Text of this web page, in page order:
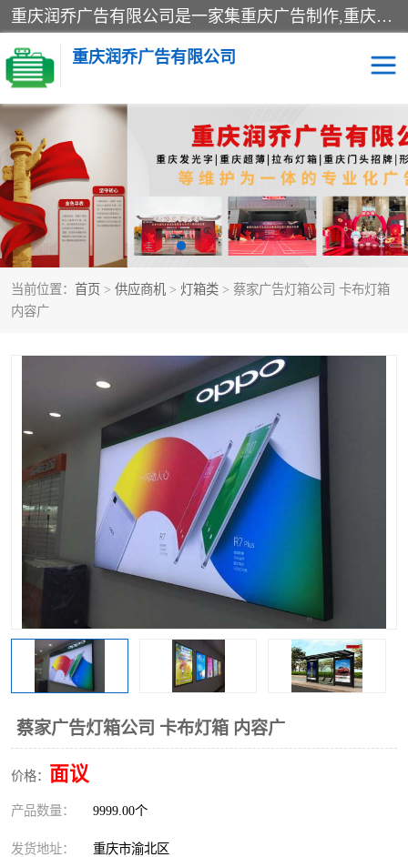
重庆润乔广告有限公司是一家集重庆广告制作,重庆标识标牌,亚克力发光字,led发光字,树脂发光字,超薄灯箱,拉布灯箱,吸塑灯箱,门头招牌,企业形象墙,写真喷绘,x展架,拉网展架,广告展架,条幅,锦旗设计,制作,施工,维护为一体的专业化广告公司.
重庆润乔广告有限公司
当前位置： 首页 > 供应商机 > 灯箱类 > 蔡家广告灯箱公司 卡布灯箱
内容广
蔡家广告灯箱公司 卡布灯箱 内容广
价格： 面议
产品数量： 9999.00个
发货地址： 重庆市渝北区
招牌类 发光字类
灯箱类 形象墙类
标识标牌类 写真喷绘类
展架 条幅